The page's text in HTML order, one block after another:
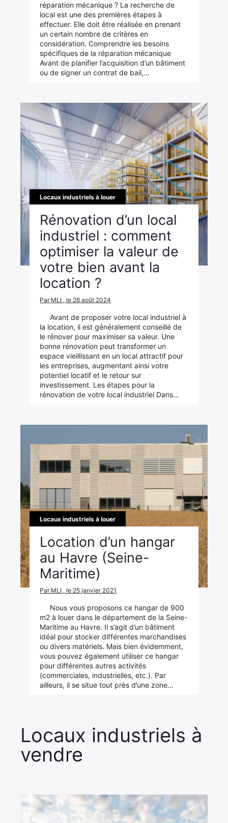
réparation mécanique ? La recherche de
local est une des premières étapes à
effectuer. Elle doit être réalisée en prenant
un certain nombre de critères en
considération. Comprendre les besoins
spécifiques de la réparation mécanique
Avant de planifier l’acquisition d’un bâtiment
ou de signer un contrat de bail,…
Locaux industriels à louer
Rénovation d’un local
industriel : comment
optimiser la valeur de
votre bien avant la
location ?
Par MLI , le 26 août 2024
Avant de proposer votre local industriel à
la location, il est généralement conseillé de
le rénover pour maximiser sa valeur. Une
bonne rénovation peut transformer un
espace vieillissant en un local attractif pour
les entreprises, augmentant ainsi votre
potentiel locatif et le retour sur
investissement. Les étapes pour la
rénovation de votre local industriel Dans…
Locaux industriels à louer
Location d’un hangar
au Havre (Seine-
Maritime)
Par MLI , le 25 janvier 2021
Nous vous proposons ce hangar de 900
m2 à louer dans le département de la Seine-
Maritime au Havre. Il s’agit d’un bâtiment
idéal pour stocker différentes marchandises
ou divers matériels. Mais bien évidemment,
vous pouvez également utiliser ce hangar
pour différentes autres activités
(commerciales, industrielles, etc.). Par
ailleurs, il se situe tout près d’une zone…
Locaux industriels à
vendre